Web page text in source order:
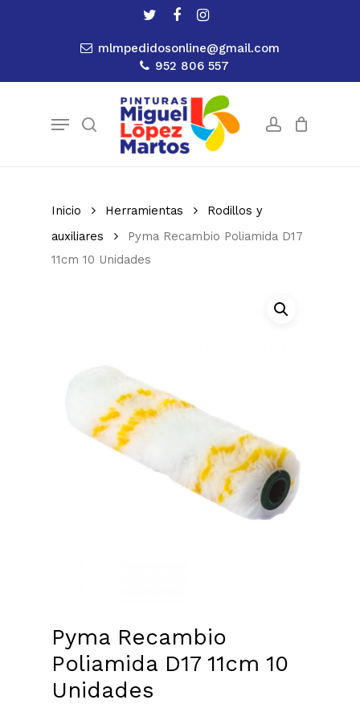
twitterfacebookinstagram
mlmpedidosonline@gmail.com
952 806 557
search account
Menu
Cart
Inicio Herramientas
Rodillos y
auxiliares
Pyma Recambio Poliamida D17
11cm 10 Unidades
Pyma Recambio
Poliamida D17 11cm 10
Unidades